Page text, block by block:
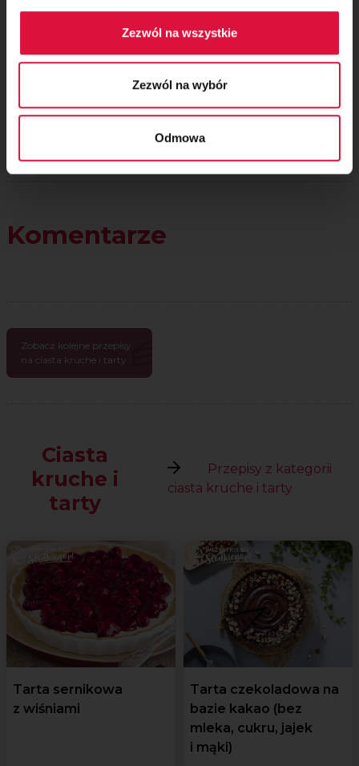
Zezwól na wszystkie
Zezwól na wybór
Odmowa
Oceń przepis!
Komentarze
Zobacz kolejne przepisy
na ciasta kruche i tarty
Ciasta
kruche i
tarty
Przepisy z kategorii
ciasta kruche i tarty
Tarta sernikowa
z wiśniami
Tarta czekoladowa na
bazie kakao (bez
mleka, cukru, jajek
i mąki)